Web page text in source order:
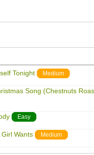
Tonight Medium
Song (Chestnuts
Easy
Wants Medium